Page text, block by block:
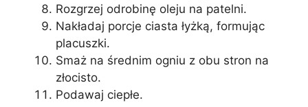
Rozgrzej odrobinę oleju na patelni.
Nakładaj porcje ciasta łyżką, formując
placuszki.
Smaż na średnim ogniu z obu stron na
złocisto.
Podawaj ciepłe.